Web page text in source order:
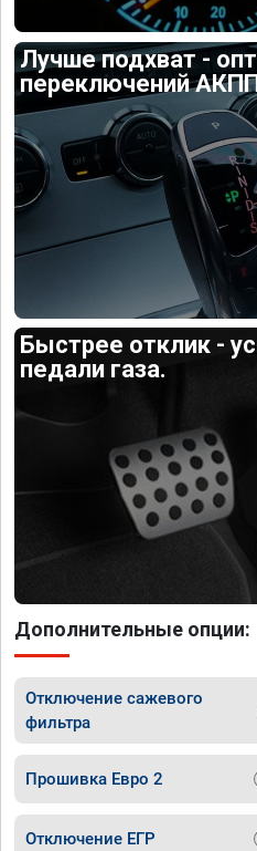
Лучше подхват -
переключений
Быстрее отклик -
педали газа.
Дополнительные опции:
Отключение сажевого
фильтра
Прошивка Евро 2
Отключение ЕГР